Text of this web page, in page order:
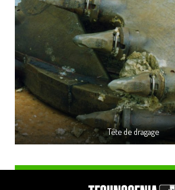
Tête de dragage